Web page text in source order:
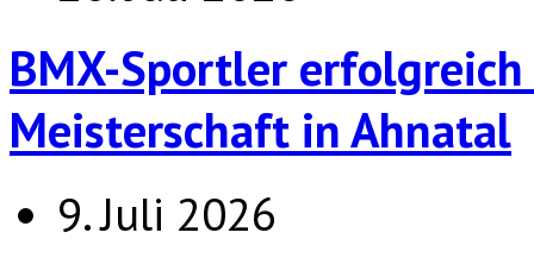
BMX-Sportler
Meisterschaft in Ahnatal
9. Juli 2026